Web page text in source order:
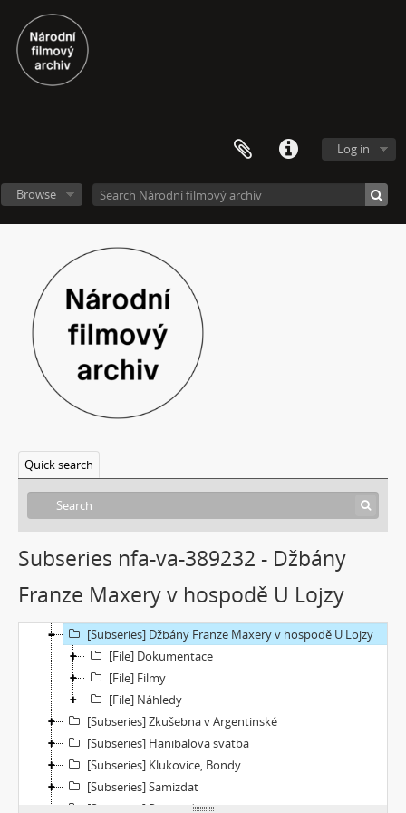
Log in
Browse
Quick search
Subseries nfa-va-389232 - Džbány
Franze Maxery v hospodě U Lojzy
[Subseries] Bez názvu
[Subseries] MHD – Bus
[Subseries] Cesta
[Subseries] Miss Krimi
[Subseries] Vteřina za vteřinou
[Subseries] Obrázky
[Subseries] 360°
[Subseries] Grátis punč
[Subseries] Jízda
[Subseries] Naše okrasné zahrádky – Unsere Gärten
[Subseries] Našla v lese
[Subseries] Konec jedince
[Subseries] Míchačka
[Subseries] Kapusta
[Subseries] Dům daleko
[Subseries] Bosákové hody
[Subseries] Suchá u Nejdku
[Subseries] Wilsonova svatba
[Subseries] Džbány Franze Maxery v hospodě U Lojzy
[File] Dokumentace
[File] Filmy
[File] Náhledy
[Subseries] Zkušebna v Argentinské
[Subseries] Hanibalova svatba
[Subseries] Klukovice, Bondy
[Subseries] Samizdat
[Subseries] Psychodrama